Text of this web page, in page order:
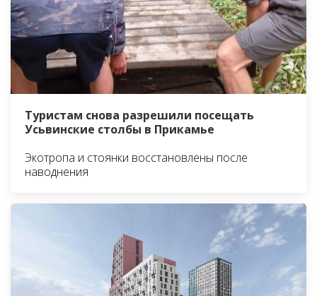
Туристам снова разрешили посещать
Усьвинские столбы в Прикамье
Экотропа и стоянки восстановлены после
наводнения